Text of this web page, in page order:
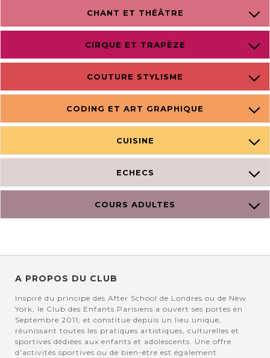
CHANT ET THÉÂTRE
CIRQUE ET TRAPÈZE
COUTURE STYLISME
CODING ET ART GRAPHIQUE
CUISINE
ECHECS
COURS ADULTES
A PROPOS DU CLUB
Inspiré du principe des After School de Londres ou de New
York, le Club des Enfants Parisiens a ouvert ses portes en
Septembre 2011, et constitue depuis un lieu unique,
réunissant toutes les pratiques artistiques, culturelles et
sportives dédiées aux enfants et adolescents. Une offre
d'activités sportives ou de bien-être est également